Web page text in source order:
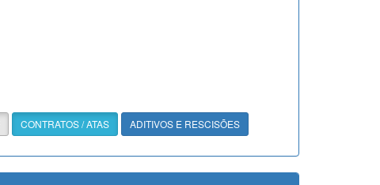
CONTRATOS / ATAS ADITIVOS E RESCISÕES